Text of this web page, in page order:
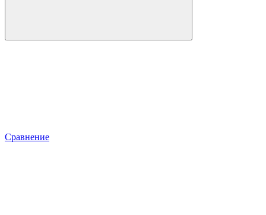
Сравнение